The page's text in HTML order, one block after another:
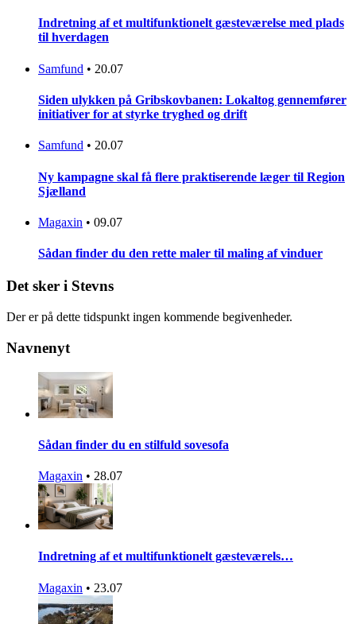
Indretning af et multifunktionelt gæsteværelse med plads
til hverdagen
Samfund • 20.07
Siden ulykken på Gribskovbanen: Lokaltog gennemfører
initiativer for at styrke tryghed og drift
Samfund • 20.07
Ny kampagne skal få flere praktiserende læger til Region
Sjælland
Magaxin • 09.07
Sådan finder du den rette maler til maling af vinduer
Det sker i Stevns
Der er på dette tidspunkt ingen kommende begivenheder.
Navnenyt
Sådan finder du en stilfuld sovesofa
Magaxin • 28.07
Indretning af et multifunktionelt gæsteværels…
Magaxin • 23.07